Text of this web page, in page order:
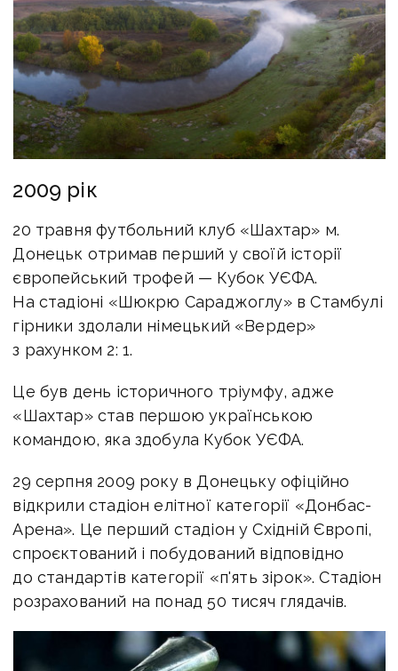
2009 рік
20 травня футбольний клуб «Шахтар» м.
Донецьк отримав перший у своїй історії
європейський трофей — Кубок УЄФА.
На стадіоні «Шюкрю Сараджоглу» в Стамбулі
гірники здолали німецький «Вердер»
з рахунком 2: 1.
Це був день історичного тріумфу, адже
«Шахтар» став першою українською
командою, яка здобула Кубок УЄФА.
29 серпня 2009 року в Донецьку офіційно
відкрили стадіон елітної категорії «Донбас-
Арена». Це перший стадіон у Східній Європі,
спроєктований і побудований відповідно
до стандартів категорії «п'ять зірок». Стадіон
розрахований на понад 50 тисяч глядачів.